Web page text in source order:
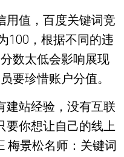
用值，百度关键词竞
100，根据不同的违
数太低会影响展现
要珍惜账户分值。
建站经验，没有互联
要你想让自己的线上
梅景松名师：关键词